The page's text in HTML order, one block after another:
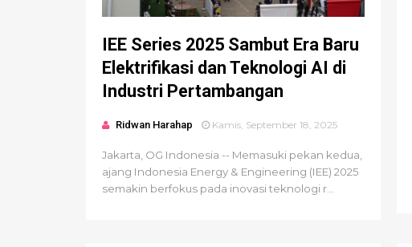
IEE Series 2025 Sambut Era Baru
Elektrifikasi dan Teknologi AI di
Industri Pertambangan
Ridwan Harahap Kamis, September 18, 2025
Jakarta, OG Indonesia -- Memasuki pekan kedua,
ajang Indonesia Energy & Engineering (IEE) 2025
semakin berfokus pada inovasi teknologi r...